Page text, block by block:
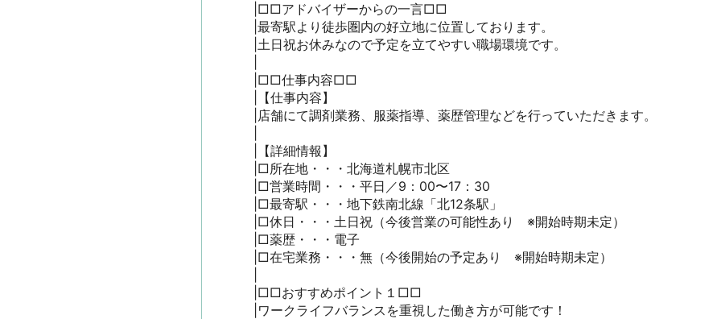
|□□アドバイザーからの一言□□
|最寄駅より徒歩圏内の好立地に位置しております。
|土日祝お休みなので予定を立てやすい職場環境です。
|□□仕事内容□□
|【仕事内容】
|店舗にて調剤業務、服薬指導、薬歴管理などを行っていただきます。
|【詳細情報】
|□所在地・・・北海道札幌市北区
|□営業時間・・・平日／9：00〜17：30
|□最寄駅・・・地下鉄南北線「北12条駅」
|□休日・・・土日祝（今後営業の可能性あり　※開始時期未定）
|□薬歴・・・電子
|□在宅業務・・・無（今後開始の予定あり　※開始時期未定）
|□□おすすめポイント１□□
|ワークライフバランスを重視した働き方が可能です！